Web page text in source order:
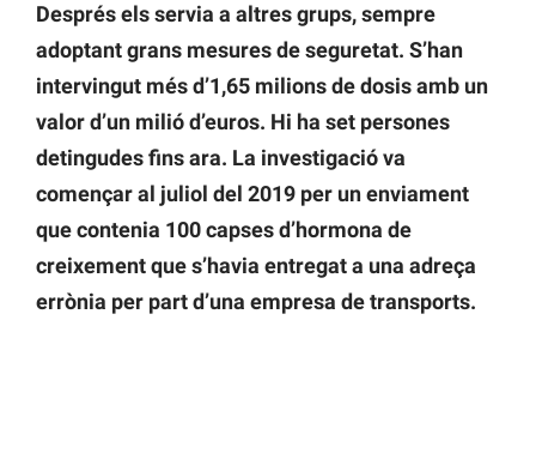
Després els servia a altres grups, sempre
adoptant grans mesures de seguretat. S’han
intervingut més d’1,65 milions de dosis amb un
valor d’un milió d’euros. Hi ha set persones
detingudes fins ara. La investigació va
començar al juliol del 2019 per un enviament
que contenia 100 capses d’hormona de
creixement que s’havia entregat a una adreça
errònia per part d’una empresa de transports.